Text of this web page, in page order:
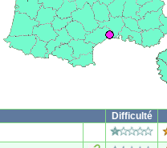
Difficulté